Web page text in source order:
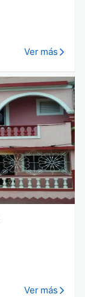
Ver más
Ver más